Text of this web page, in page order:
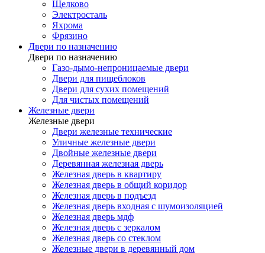
Щелково
Электросталь
Яхрома
Фрязино
Двери по назначению
Двери по назначению
Газо-дымо-непроницаемые двери
Двери для пищеблоков
Двери для сухих помещений
Для чистых помещений
Железные двери
Железные двери
Двери железные технические
Уличные железные двери
Двойные железные двери
Деревянная железная дверь
Железная дверь в квартиру
Железная дверь в общий коридор
Железная дверь в подъезд
Железная дверь входная с шумоизоляцией
Железная дверь мдф
Железная дверь с зеркалом
Железная дверь со стеклом
Железные двери в деревянный дом